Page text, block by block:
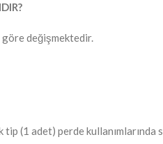
göre değişmektedir.
tip (1 adet) perde